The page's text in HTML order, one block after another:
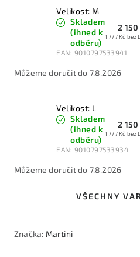
Velikost: M
Skladem
(ihned k
odběru)
EAN: 9010797533941
2 150
1 777 Kč bez
7.8.2026
Velikost: L
Skladem
(ihned k
odběru)
EAN: 9010797533934
2 150
1 777 Kč bez
7.8.2026
VŠECHNY
Značka: Martini